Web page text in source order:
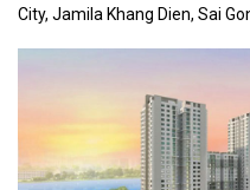
City, Jamila Khang Dien, Sai